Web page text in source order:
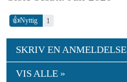
👍Nyttig 1
SKRIV EN ANMELDELSE
VIS ALLE »